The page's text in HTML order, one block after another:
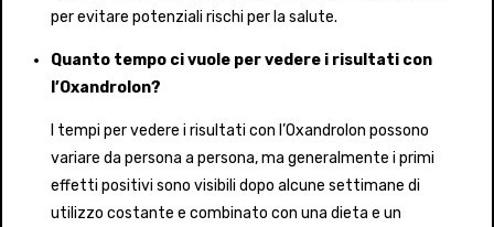
per evitare potenziali rischi per la salute.
Quanto tempo ci vuole per vedere i risultati con
l’Oxandrolon?
I tempi per vedere i risultati con l’Oxandrolon possono
variare da persona a persona, ma generalmente i primi
effetti positivi sono visibili dopo alcune settimane di
utilizzo costante e combinato con una dieta e un